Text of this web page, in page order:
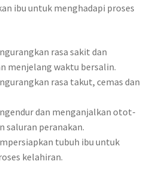
ibu untuk menghadapi proses
rasa sakit dan
menjelang waktu bersalin.
rasa takut, cemas dan
dan menganjalkan otot-
saluran peranakan.
tubuh ibu untuk
kelahiran.